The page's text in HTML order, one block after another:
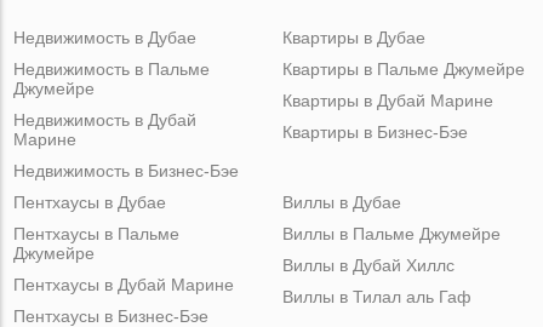
Недвижимость в Дубае
Недвижимость в Пальме
Джумейре
Недвижимость в Дубай
Марине
Недвижимость в Бизнес-Бэе
Квартиры в Дубае
Квартиры в Пальме Джумейре
Квартиры в Дубай Марине
Квартиры в Бизнес-Бэе
Пентхаусы в Дубае
Пентхаусы в Пальме
Джумейре
Пентхаусы в Дубай Марине
Пентхаусы в Бизнес-Бэе
Виллы в Дубае
Виллы в Пальме Джумейре
Виллы в Дубай Хиллс
Виллы в Тилал аль Гаф